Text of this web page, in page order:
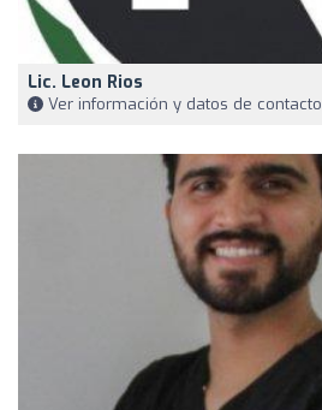
Lic. Leon Rios
Ver información y datos de contacto